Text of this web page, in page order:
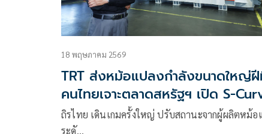
18 พฤษภาคม 2569
TRT ส่งหม้อแปลงกำลังขนาดใหญ่
คนไทยเจาะตลาดสหรัฐฯ เปิด S-
ใหม่ รุกตลาดพลังงานโลกเต็มตัว ดั
รายได้ทะยานพุ่ง 3 พันล้าน
ถิรไทย เดินเกมครั้งใหญ่ ปรับสถานะจากผู้ผลิตหม้อ
ระดั…